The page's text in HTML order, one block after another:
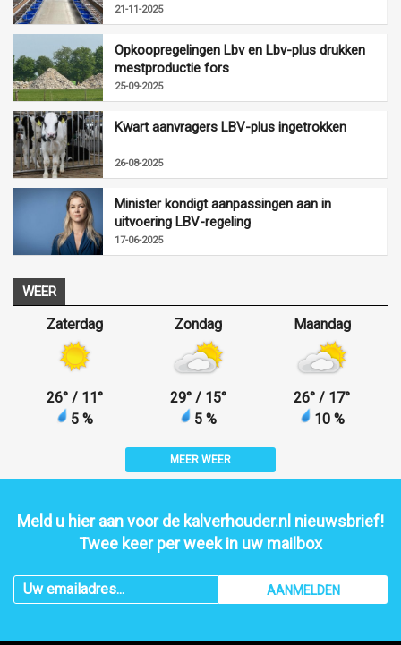
21-11-2025
Opkoopregelingen Lbv en Lbv-plus drukken
mestproductie fors
25-09-2025
Kwart aanvragers LBV-plus ingetrokken
26-08-2025
Minister kondigt aanpassingen aan in
uitvoering LBV-regeling
17-06-2025
WEER
Zaterdag
26° / 11°
5 %
Zondag
29° / 15°
5 %
Maandag
26° / 17°
10 %
MEER WEER
Meld u hier aan voor de kalverhouder.nl nieuwsbrief!
Twee keer per week in uw mailbox
AANMELDEN